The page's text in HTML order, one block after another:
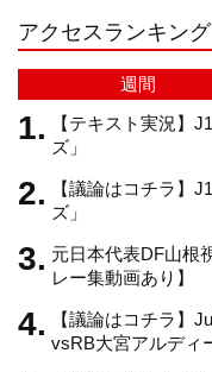
a
m
アクセスランキング
週間
【テキスト実況】
ズ」
【議論はコチラ】
ズ」
元日本代表DF山根
レー集動画あり】
【議論はコチラ】
vsRB大宮アルディ